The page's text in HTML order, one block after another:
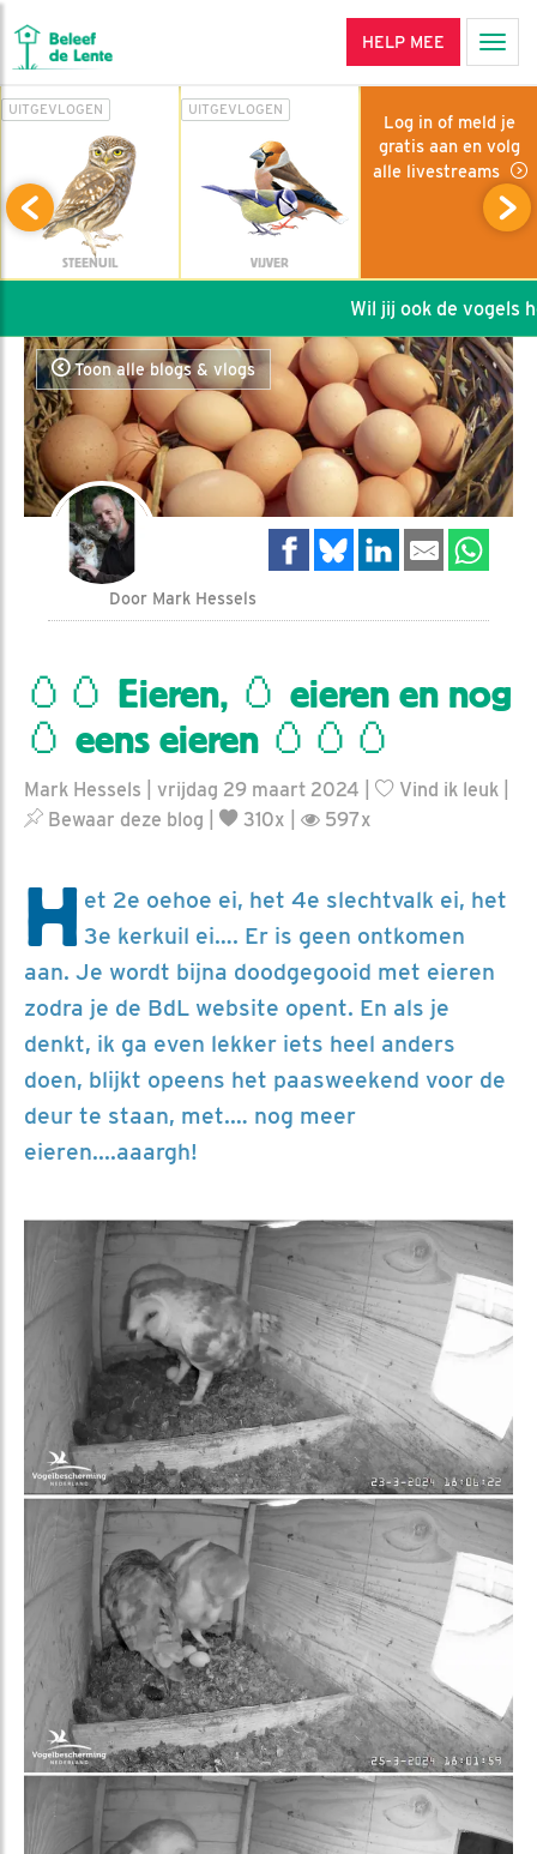
HELP MEE
UITGEVLOGEN
STEENUIL
UITGEVLOGEN
VIJVER
Log in of meld je
gratis aan en volg
alle livestreams
Wil jij ook de vogels
Toon alle blogs & vlogs
Door Mark Hessels
🥚🥚 Eieren, 🥚 eieren en nog
🥚 eens eieren 🥚🥚🥚
Mark Hessels | vrijdag 29 maart 2024 | Vind ik leuk
Bewaar deze blog
310x | 597x
H et 2e oehoe ei, het 4e slechtvalk ei, het
3e kerkuil ei…. Er is geen ontkomen
aan. Je wordt bijna doodgegooid met eieren
zodra je de BdL website opent. En als je
denkt, ik ga even lekker iets heel anders
doen, blijkt opeens het paasweekend voor de
deur te staan, met.… nog meer
eieren....aaargh!